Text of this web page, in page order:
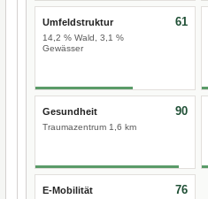
Umfeldstruktur
14,2 % Wald, 3,1 %
Gewässer
61
Gesundheit
Traumazentrum 1,6 km
90
E-Mobilität 76